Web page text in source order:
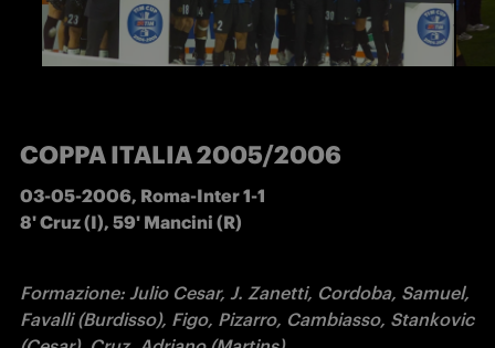
COPPA ITALIA 2005/2006
03-05-2006, Roma-Inter 1-1
8' Cruz (I), 59' Mancini (R)
Formazione: Julio Cesar, J. Zanetti, Cordoba, Samuel,
Favalli (Burdisso), Figo, Pizarro, Cambiasso, Stankovic